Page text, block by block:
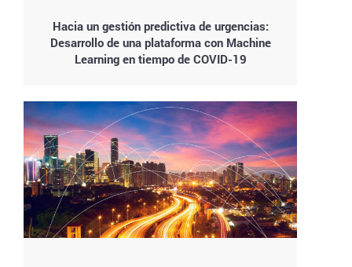
Hacia un gestión predictiva de urgencias:
Desarrollo de una plataforma con Machine
Learning en tiempo de COVID-19